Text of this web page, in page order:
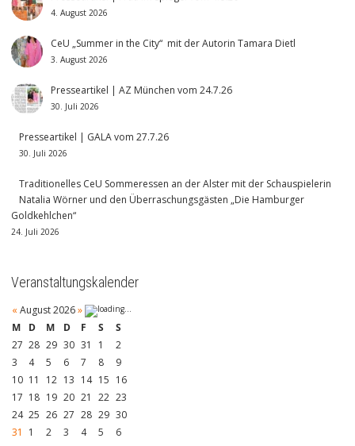
4. August 2026
CeU „Summer in the City“ mit der Autorin Tamara Dietl
3. August 2026
Presseartikel | AZ München vom 24.7.26
30. Juli 2026
Presseartikel | GALA vom 27.7.26
30. Juli 2026
Traditionelles CeU Sommeressen an der Alster mit der Schauspielerin
Natalia Wörner und den Überraschungsgästen „Die Hamburger
Goldkehlchen“
24. Juli 2026
Veranstaltungskalender
« August 2026»
M
D M D F S
S
27 28 29 30 31 1
2
3
4 5 6 7 8
9
10 11 12 13 14 15 16
17 18 19 20 21 22 23
24 25 26 27 28 29 30
31
1 2 3 4 5 6